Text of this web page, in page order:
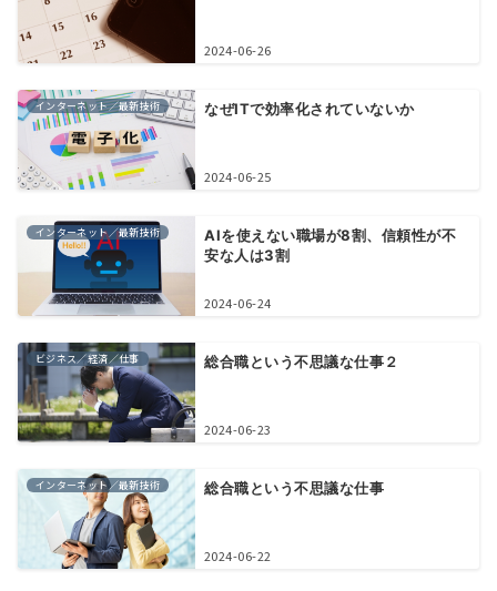
2024-06-26
インターネット／最新技術 なぜITで効率化されていないか
2024-06-25
インターネット／最新技術
AIを使えない職場が8割、信頼性が不
安な人は3割
2024-06-24
ビジネス／経済／仕事 総合職という不思議な仕事２
2024-06-23
インターネット／最新技術 総合職という不思議な仕事
2024-06-22